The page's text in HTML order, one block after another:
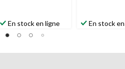
En stock en ligne En stock